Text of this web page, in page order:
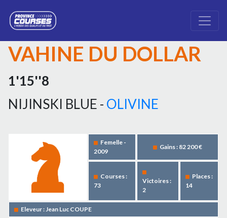
VAHINE DU DOLLAR
1'15''8
NIJINSKI BLUE - OLIVINE
Femelle -
2009
Gains : 82 200 €
Courses :
73
Victoires :
2
Places :
14
Eleveur : Jean Luc COUPE